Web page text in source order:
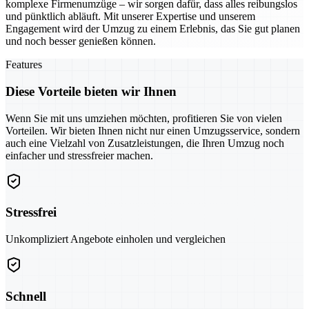
komplexe Firmenumzüge – wir sorgen dafür, dass alles reibungslos
und pünktlich abläuft. Mit unserer Expertise und unserem
Engagement wird der Umzug zu einem Erlebnis, das Sie gut planen
und noch besser genießen können.
Features
Diese Vorteile bieten wir Ihnen
Wenn Sie mit uns umziehen möchten, profitieren Sie von vielen
Vorteilen. Wir bieten Ihnen nicht nur einen Umzugsservice, sondern
auch eine Vielzahl von Zusatzleistungen, die Ihren Umzug noch
einfacher und stressfreier machen.
Stressfrei
Unkompliziert Angebote einholen und vergleichen
Schnell